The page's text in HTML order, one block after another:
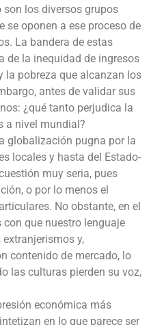
son los diversos grupos
se oponen a ese proceso de
La bandera de estas
de la inequidad de ingresos
la pobreza que alcanzan los
antes de validar sus
¿qué tanto perjudica la
a nivel mundial?
globalización pugna por la
locales y hasta del Estado-
muy seria, pues
o por lo menos el
No obstante, en el
que nuestro lenguaje
y,
contenido de mercado, lo
las culturas pierden su voz,
económica más
en lo que parece ser